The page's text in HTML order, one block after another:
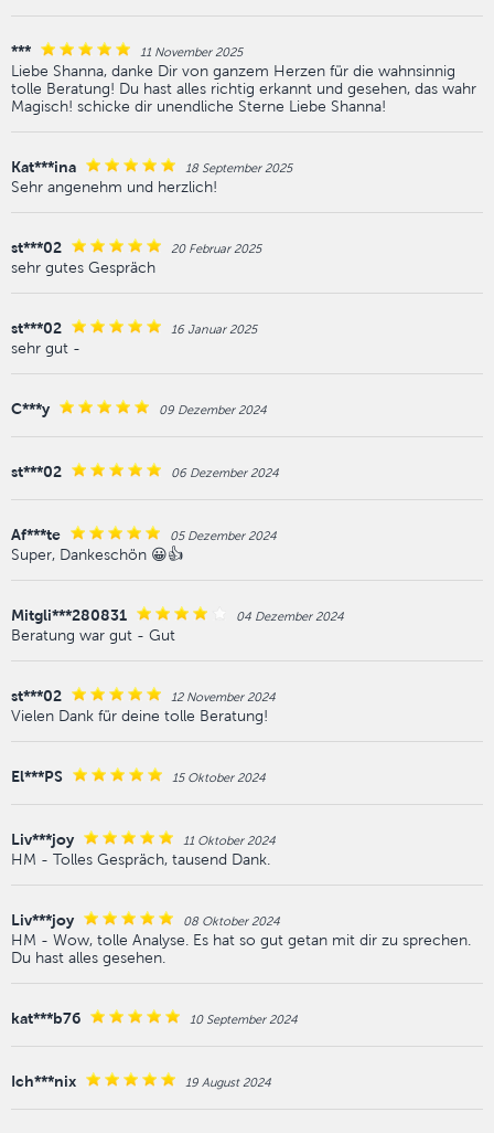
*** 11 November 2025
Liebe Shanna, danke Dir von ganzem Herzen für die wahnsinnig
tolle Beratung! Du hast alles richtig erkannt und gesehen, das wahr
Magisch! schicke dir unendliche Sterne Liebe Shanna!
Kat***ina 18 September 2025
Sehr angenehm und herzlich!
st***02 20 Februar 2025
sehr gutes Gespräch
st***02 16 Januar 2025
sehr gut -
C***y 09 Dezember 2024
st***02 06 Dezember 2024
Af***te 05 Dezember 2024
Super, Dankeschön 😀👍
Mitgli***280831 04 Dezember 2024
Beratung war gut - Gut
st***02 12 November 2024
Vielen Dank für deine tolle Beratung!
El***PS 15 Oktober 2024
Liv***joy 11 Oktober 2024
HM - Tolles Gespräch, tausend Dank.
Liv***joy 08 Oktober 2024
HM - Wow, tolle Analyse. Es hat so gut getan mit dir zu sprechen.
Du hast alles gesehen.
kat***b76 10 September 2024
Ich***nix 19 August 2024